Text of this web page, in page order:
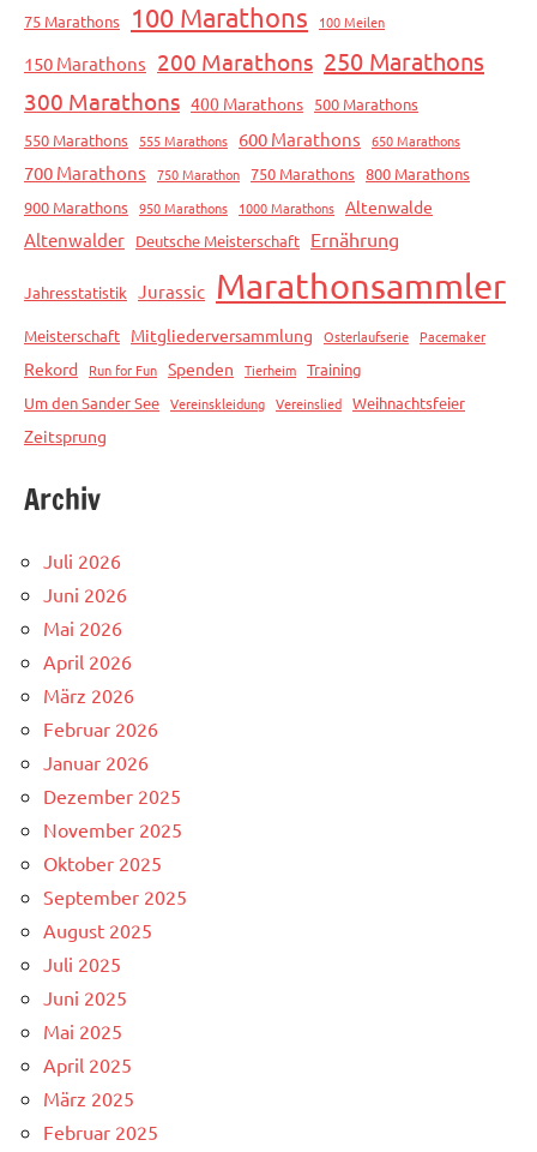
75 Marathons 100 Marathons 100 Meilen
150 Marathons 200 Marathons 250 Marathons
300 Marathons 400 Marathons 500 Marathons
550 Marathons 555 Marathons 600 Marathons 650 Marathons
700 Marathons 750 Marathon 750 Marathons 800 Marathons
900 Marathons 950 Marathons 1000 Marathons Altenwalde
Altenwalder Deutsche Meisterschaft Ernährung
Jahresstatistik Jurassic Marathonsammler
Meisterschaft Mitgliederversammlung Osterlaufserie Pacemaker
Rekord Run for Fun Spenden Tierheim Training
Um den Sander See Vereinskleidung Vereinslied Weihnachtsfeier
Zeitsprung
Archiv
Juli 2026
Juni 2026
Mai 2026
April 2026
März 2026
Februar 2026
Januar 2026
Dezember 2025
November 2025
Oktober 2025
September 2025
August 2025
Juli 2025
Juni 2025
Mai 2025
April 2025
März 2025
Februar 2025